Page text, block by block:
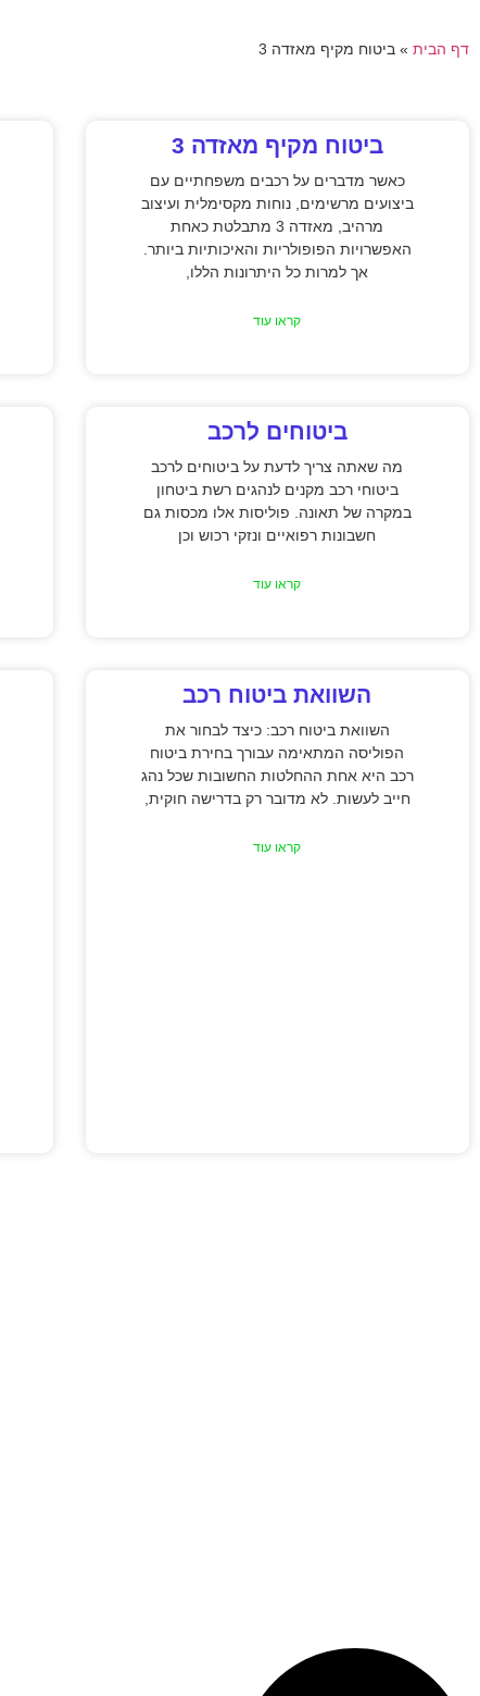
דף הבית » ביטוח מקיף מאזדה 3
ביטוח מקיף מאזדה 3
כאשר מדברים על רכבים משפחתיים עם
ביצועים מרשימים, נוחות מקסימלית ועיצוב
מרהיב, מאזדה 3 מתבלטת כאחת
האפשרויות הפופולריות והאיכותיות ביותר.
אך למרות כל היתרונות הללו,
קראו עוד
ביטוחים לרכב
מה שאתה צריך לדעת על ביטוחים לרכב
ביטוחי רכב מקנים לנהגים רשת ביטחון
במקרה של תאונה. פוליסות אלו מכסות גם
חשבונות רפואיים ונזקי רכוש וכן
קראו עוד
השוואת ביטוח רכב
השוואת ביטוח רכב: כיצד לבחור את
הפוליסה המתאימה עבורך בחירת ביטוח
רכב היא אחת ההחלטות החשובות שכל נהג
חייב לעשות. לא מדובר רק בדרישה חוקית,
קראו עוד